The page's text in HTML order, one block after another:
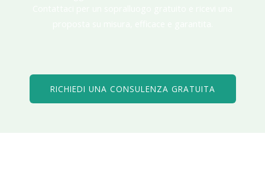
RICHIEDI UNA CONSULENZA GRATUITA